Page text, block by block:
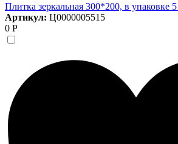
Плитка зеркальная 300*200, в упаковке
Артикул: Ц0000005515
0 Р